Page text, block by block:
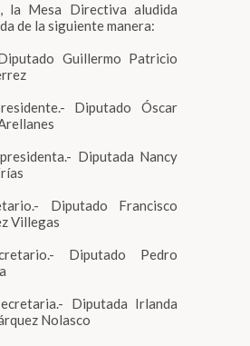
la Mesa Directiva aludida
de la siguiente manera:
Guillermo Patricio
Diputado Óscar
Diputada Nancy
Diputado Francisco
Villegas
Diputado Pedro
Diputada Irlanda
Nolasco